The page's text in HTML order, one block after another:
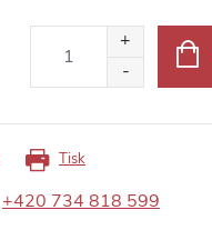
Tisk
+420 734 818 599